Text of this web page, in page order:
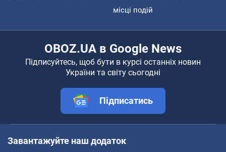
місці подій
OBOZ.UA в Google News
Підписуйтесь, щоб бути в курсі останніх новин
України та світу сьогодні
Підписатись
Завантажуйте наш додаток